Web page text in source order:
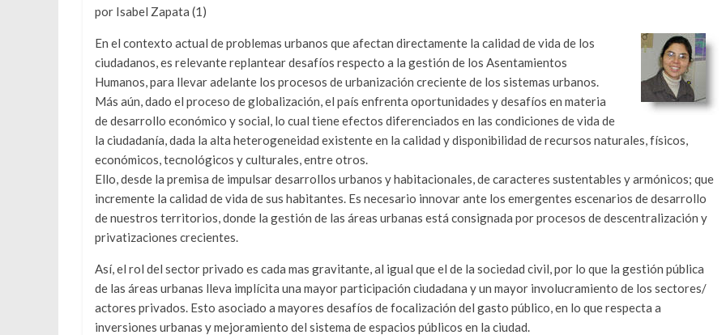
por Isabel Zapata (1)
En el contexto actual de problemas urbanos que afectan directamente la calidad de vida de los
ciudadanos, es relevante replantear desafíos respecto a la gestión de los Asentamientos
Humanos, para llevar adelante los procesos de urbanización creciente de los sistemas urbanos.
Más aún, dado el proceso de globalización, el país enfrenta oportunidades y desafíos en materia
de desarrollo económico y social, lo cual tiene efectos diferenciados en las condiciones de vida de
la ciudadanía, dada la alta heterogeneidad existente en la calidad y disponibilidad de recursos naturales, físicos,
económicos, tecnológicos y culturales, entre otros.
Ello, desde la premisa de impulsar desarrollos urbanos y habitacionales, de caracteres sustentables y armónicos; que
incremente la calidad de vida de sus habitantes. Es necesario innovar ante los emergentes escenarios de desarrollo
de nuestros territorios, donde la gestión de las áreas urbanas está consignada por procesos de descentralización y
privatizaciones crecientes.
Así, el rol del sector privado es cada mas gravitante, al igual que el de la sociedad civil, por lo que la gestión pública
de las áreas urbanas lleva implícita una mayor participación ciudadana y un mayor involucramiento de los sectores/
actores privados. Esto asociado a mayores desafíos de focalización del gasto público, en lo que respecta a
inversiones urbanas y mejoramiento del sistema de espacios públicos en la ciudad.
Foto-ensayos Habitar la memoria
Breve trilogía de un espacio-
tiempo
7 junio 2023 Sandra Rivera 0
Foto-ensayos
Una noche y el
Dignidad
16 octubre 2025 Sandra